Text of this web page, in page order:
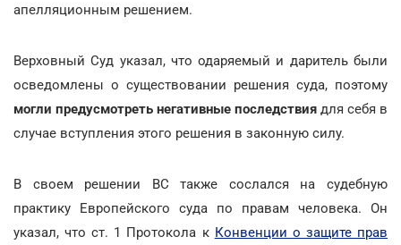
апелляционным решением.
Верховный Суд указал, что одаряемый и даритель были
осведомлены о существовании решения суда, поэтому
могли предусмотреть негативные последствия для себя в
случае вступления этого решения в законную силу.
В своем решении ВС также сослался на судебную
практику Европейского суда по правам человека. Он
указал, что ст. 1 Протокола к Конвенции о защите прав